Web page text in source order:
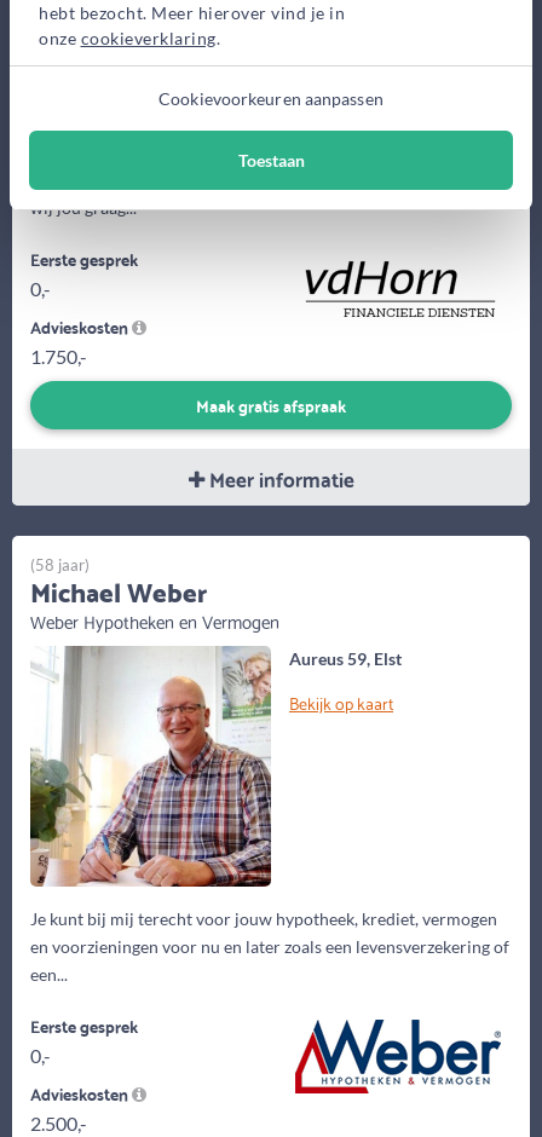
hebt bezocht. Meer hierover vind je in
onze cookieverklaring.
Cookievoorkeuren aanpassen
Toestaan
Ons doel is jou snel inzicht te geven op het gebied van
wij jou graag...
Eerste gesprek
0,-
Advieskosten
1.750,-
Maak gratis afspraak
Meer informatie
Aureus 59, Elst
Bekijk op kaart
Je kunt bij mij terecht voor jouw hypotheek, krediet, vermogen
en voorzieningen voor nu en later zoals een levensverzekering of
een...
(58 jaar)
Michael Weber
Weber Hypotheken en Vermogen
Eerste gesprek
0,-
Advieskosten
2.500,-